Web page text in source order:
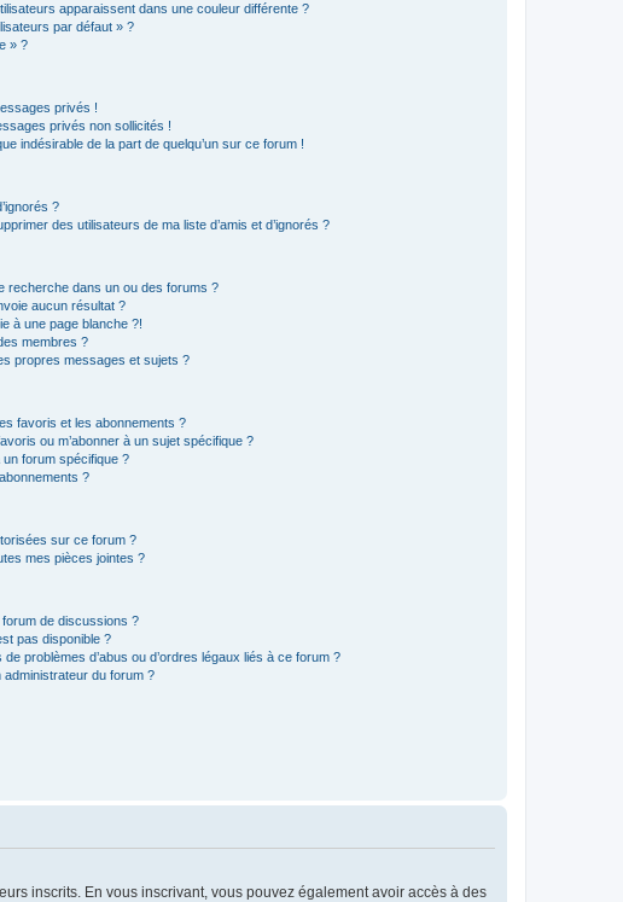
apparaissent dans une couleur différente ?
par défaut » ?
» ?
privés !
privés non sollicités !
indésirable de la part de quelqu’un sur ce forum !
?
des utilisateurs de ma liste d’amis et d’ignorés ?
recherche dans un ou des forums ?
aucun résultat ?
à une page blanche ?!
membres ?
propres messages et sujets ?
favoris et les abonnements ?
ou m’abonner à un sujet spécifique ?
un forum spécifique ?
?
sur ce forum ?
mes pièces jointes ?
de discussions ?
pas disponible ?
problèmes d’abus ou d’ordres légaux liés à ce forum ?
du forum ?
inscrits. En vous inscrivant, vous pouvez également avoir accès à des